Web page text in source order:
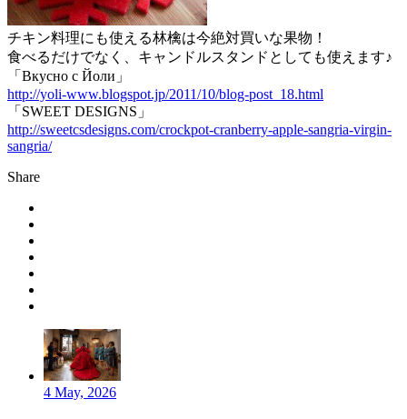
チキン料理にも使える林檎は今絶対買いな果物！
食べるだけでなく、キャンドルスタンドとしても使えます♪
「Вкусно с Йоли」
http://yoli-www.blogspot.jp/2011/10/blog-post_18.html
「SWEET DESIGNS」
http://sweetcsdesigns.com/crockpot-cranberry-apple-sangria-virgin-
sangria/
Share
4 May, 2026